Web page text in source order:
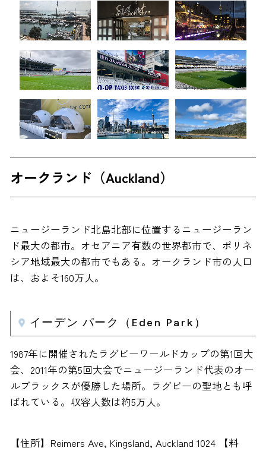
オークランド（Auckland）
ニュージーランド北島北部に位置するニュージーラン
ド最大の都市。オセアニア有数の世界都市で、ポリネ
シア地域最大の都市でもある。オークランド市の人口
は、およそ160万人。
イーデン パーク（Eden Park）
1987年に開催されたラグビーワールドカップの第1回大
会、2011年の第5回大会でニュージーランド代表のオー
ルブラックスが優勝した場所。ラグビーの聖地とも呼
ばれている。収容人数は約5万人。
【住所】Reimers Ave, Kingsland, Auckland 1024 【料